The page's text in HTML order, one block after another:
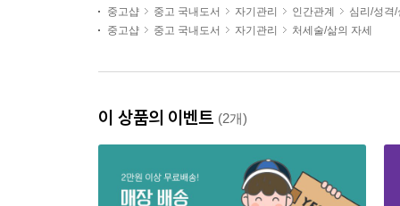
중고샵
중고 국내도서 자기관리 인간관계
심리/성격/
중고샵
중고 국내도서 자기관리 처세술/삶의 자세
이 상품의 이벤트 (2개)